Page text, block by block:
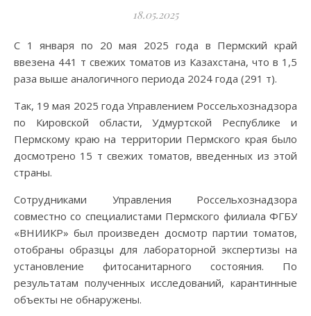
18.05.2025
С 1 января по 20 мая 2025 года в Пермский край
ввезена 441 т свежих томатов из Казахстана, что в 1,5
раза выше аналогичного периода 2024 года (291 т).
Так, 19 мая 2025 года Управлением Россельхознадзора
по Кировской области, Удмуртской Республике и
Пермскому краю на территории Пермского края было
досмотрено 15 т свежих томатов, введенных из этой
страны.
Сотрудниками Управления Россельхознадзора
совместно со специалистами Пермского филиала ФГБУ
«ВНИИКР» был произведен досмотр партии томатов,
отобраны образцы для лабораторной экспертизы на
установление фитосанитарного состояния. По
результатам полученных исследований, карантинные
объекты не обнаружены.